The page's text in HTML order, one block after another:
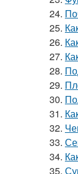
24.
25.
26.
27.
28.
29.
30.
31.
32.
33.
34.
35.